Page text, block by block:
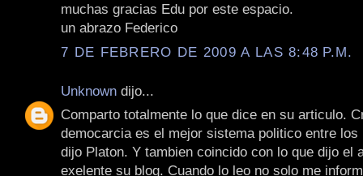
muchas gracias Edu por este espacio.
un abrazo Federico
7 DE FEBRERO DE 2009 A LAS 8:48 P.M.
Unknown dijo...
Comparto totalmente lo que dice en su articulo.
democarcia es el mejor sistema politico entre los
dijo Platon. Y tambien coincido con lo que dijo el
exelente su blog. Cuando lo leo no solo me